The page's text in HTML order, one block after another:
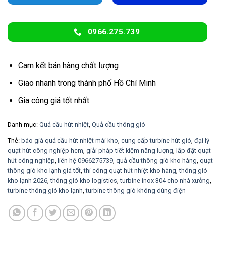
0966.275.739
Cam kết bán hàng chất lượng
Giao nhanh trong thành phố Hồ Chí Minh
Gia công giá tốt nhất
Danh mục: Quả cầu hút nhiệt, Quả cầu thông gió
Thẻ: báo giá quả cầu hút nhiệt mái kho, cung cấp turbine hút gió, đại lý
quạt hút công nghiệp hcm, giải pháp tiết kiệm năng lượng, lắp đặt quạt
hút công nghiệp, liên hệ 0966275739, quả cầu thông gió kho hàng, quạt
thông gió kho lạnh giá tốt,thi công quạt hút nhiệt kho hàng,thông gió
kho lạnh 2026,thông gió kho logistics,turbine inox 304 cho nhà xưởng,
turbine thông gió kho lạnh,turbine thông gió không dùng điện